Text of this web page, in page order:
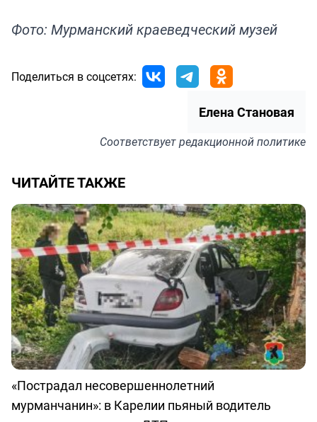
Фото: Мурманский краеведческий музей
Поделиться в соцсетях:
Елена Становая
Соответствуетредакционной политике
ЧИТАЙТЕ ТАКЖЕ
«Пострадал несовершеннолетний
мурманчанин»: в Карелии пьяный водитель